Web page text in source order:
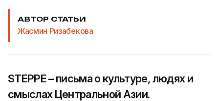
АВТОР СТАТЬИ
Жасмин Ризабекова
STEPPE – письма о культуре, людях и
смыслах Центральной Азии.